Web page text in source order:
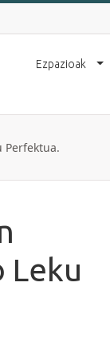
Ezpazioak
Perfektua.
Leku